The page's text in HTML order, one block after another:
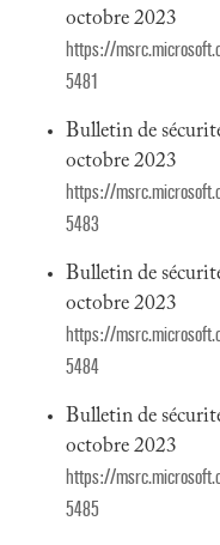
octobre 2023
https://
5481
Bulletin de
octobre 2023
https://
5483
Bulletin de
octobre 2023
https://
5484
Bulletin de
octobre 2023
https://
5485